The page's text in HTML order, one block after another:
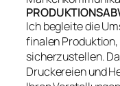
Ich begleite die
finalen
sicherzustellen.
Druckereien und